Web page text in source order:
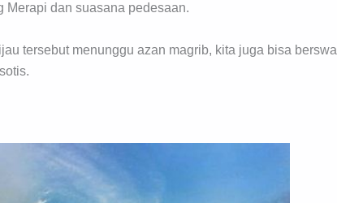
Merapi dan suasana pedesaan.
tersebut menunggu azan magrib, kita juga bisa berswa